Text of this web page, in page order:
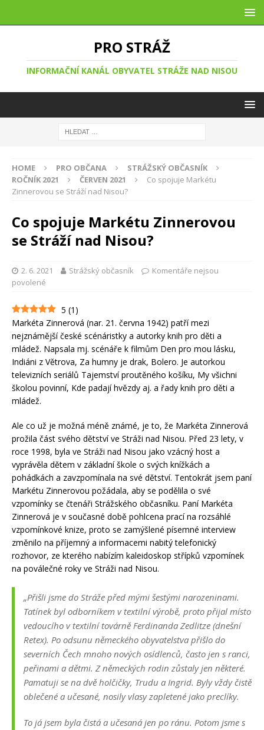
PRO STRÁŽ
INFORMAČNÍ KANÁL OBYVATEL STRÁŽE NAD NISOU
HOME PRO OBČANA
STRÁŽSKÝ OBČASNÍK
ROČNÍK 2021
ČERVEN 2021
Co spojuje Markétu
Zinnerovou se Stráží nad Nisou?
Co spojuje Markétu Zinnerovou
se Stráží nad Nisou?
2. 6. 2021 Strážský občasník
Komentáře nejsou
povolené
5 (1 )
Markéta Zinnerová (nar. 21. června 1942) patří mezi
nejznámější české scénáristky a autorky knih pro děti a
mládež. Napsala mj. scénáře k filmům Den pro mou lásku,
Indiáni z Větrova, Za humny je drak, Bolero. Je autorkou
televizních seriálů Tajemství proutěného košíku, My všichni
školou povinní, Kde padají hvězdy aj. a řady knih pro děti a
mládež.
Ale co už je možná méně známé, je to, že Markéta Zinnerová
prožila část svého dětství ve Stráži nad Nisou. Před 23 lety, v
roce 1998, byla ve Stráži nad Nisou jako vzácný host a
vyprávěla dětem v základní škole o svých knížkách a
pohádkách a zavzpomínala na své dětství. Tentokrát jsem paní
Markétu Zinnerovou požádala, aby se podělila o své
vzpomínky se čtenáři Strážského občasníku. Paní Markéta
Zinnerová je v současné době pohlcena prací na rozsáhlé
vzpomínkové knize, proto se zamýšlené písemné interview
změnilo na příjemný a informacemi nabitý telefonický
rozhovor, ze kterého nabízím kaleidoskop střípků vzpomínek
na poválečné roky ve Stráži nad Nisou.
„Přišli jsme do Stráže před mými šestými narozeninami.
Tatínek byl odborníkem v textilní výrobě, proto přijal místo
vedoucího v textilní továrně Ferdinanda Zedlitze (dnešní
Retex). Po odsunu německého obyvatelstva přišlo do
severních Čech mnoho nových osídlenců, často jen s ranci,
peřinami a dětmi. Z německých rodin zůstaly jen některé.
Pamatuji se na dvě holčičky, Trudu a Ingrid. Byly vždy čistě
oblečené a učesané, nosily vlasy zapletené jako preclíky.
To já jsem byla čistá a učesaná jen po ránu. Potom jsme s